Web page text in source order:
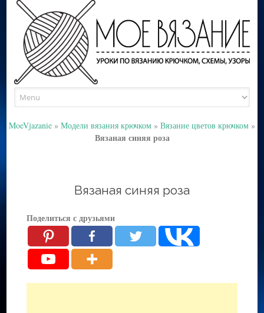
to
MoeVjazanie » Модели вязания крючком » Вязание цветов крючком »
Вязаная синяя роза
Вязаная синяя роза
Поделиться с друзьями